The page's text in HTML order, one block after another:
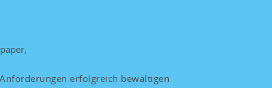
erfolgreich bewältigen